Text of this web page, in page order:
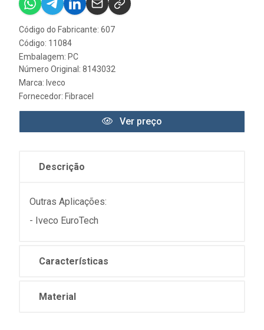
Código do Fabricante: 607
Código: 11084
Embalagem: PC
Número Original: 8143032
Marca: Iveco
Fornecedor: Fibracel
Ver preço
Descrição
Outras Aplicações:
- Iveco EuroTech
Características
Material